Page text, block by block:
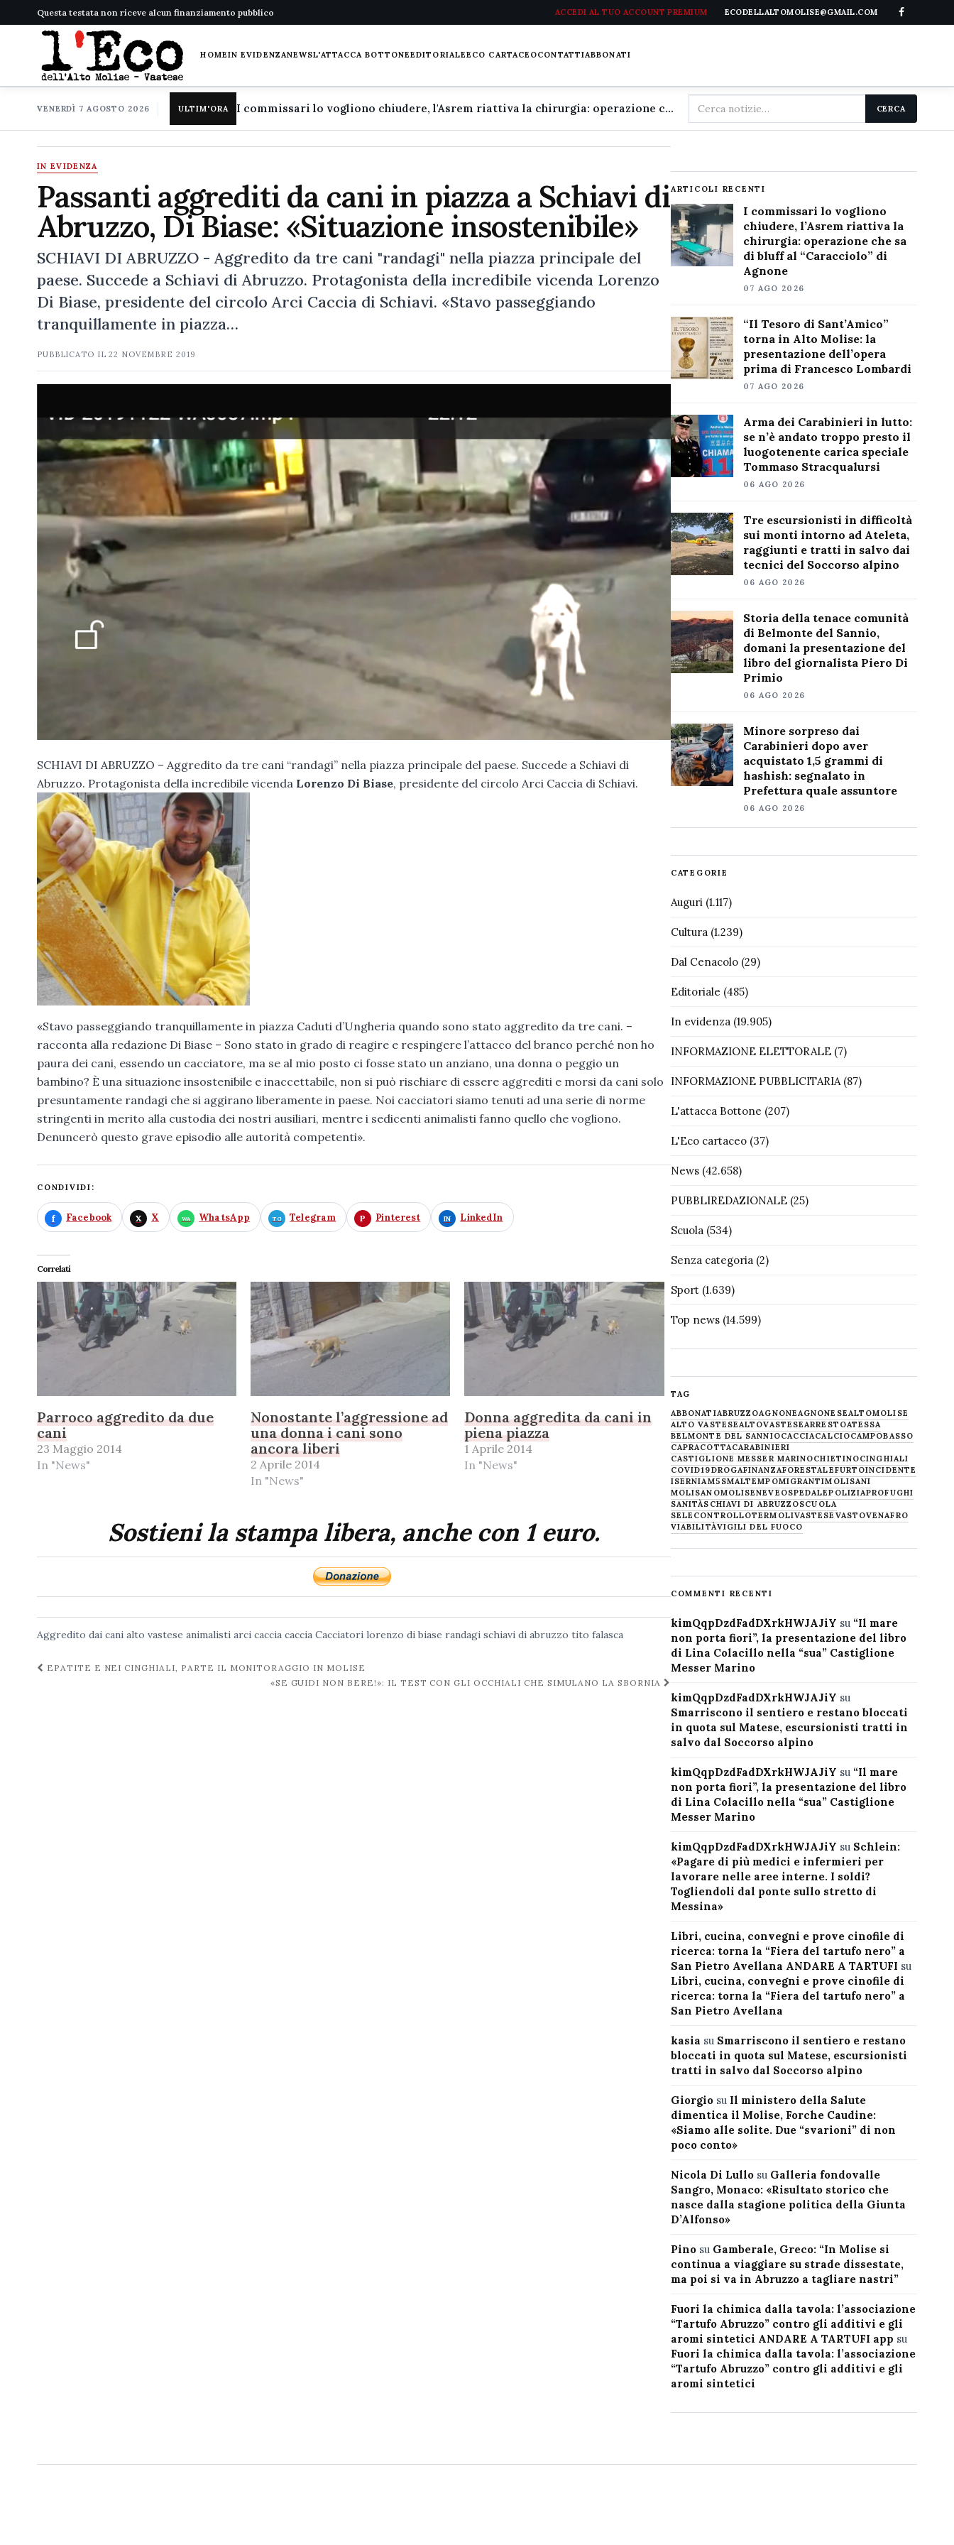
Questa testata non riceve alcun finanziamento pubblico ACCEDI AL TUO ACCOUNT PREMIUM ECODELLALTOMOLISE@GMAIL.COM
HOMEIN EVIDENZANEWSL'ATTACCA BOTTONEEDITORIALEECO CARTACEOCONTATTIABBONATI
VENERDÌ 7 AGOSTO 2026 ULTIM'ORA I commissari lo vogliono chiudere, l'Asrem riattiva la chirurgia: operazione che sa di bluff al "Caracciolo" di Agnone
Cerca
nel
CERCA
IN EVIDENZA
Passanti aggrediti da cani in piazza a Schiavi di
Abruzzo, Di Biase: «Situazione insostenibile»
SCHIAVI DI ABRUZZO - Aggredito da tre cani "randagi" nella piazza principale del
paese. Succede a Schiavi di Abruzzo. Protagonista della incredibile vicenda Lorenzo
Di Biase, presidente del circolo Arci Caccia di Schiavi. «Stavo passeggiando
tranquillamente in piazza…
PUBBLICATO IL22 NOVEMBRE 2019
SCHIAVI DI ABRUZZO – Aggredito da tre cani “randagi” nella piazza principale del paese. Succede a Schiavi di
Abruzzo. Protagonista della incredibile vicenda Lorenzo Di Biase, presidente del circolo Arci Caccia di Schiavi.
«Stavo passeggiando tranquillamente in piazza Caduti d’Ungheria quando sono stato aggredito da tre cani. –
racconta alla redazione Di Biase – Sono stato in grado di reagire e respingere l’attacco del branco perché non ho
paura dei cani, essendo un cacciatore, ma se al mio posto ci fosse stato un anziano, una donna o peggio un
bambino? È una situazione insostenibile e inaccettabile, non si può rischiare di essere aggrediti e morsi da cani solo
presuntamente randagi che si aggirano liberamente in paese. Noi cacciatori siamo tenuti ad una serie di norme
stringenti in merito alla custodia dei nostri ausiliari, mentre i sedicenti animalisti fanno quello che vogliono.
Denuncerò questo grave episodio alle autorità competenti».
CONDIVIDI:
Facebook X WhatsApp Telegram Pinterest LinkedIn
Correlati
Parroco aggredito da due
cani
23 Maggio 2014
In "News"
Nonostante l’aggressione ad
una donna i cani sono
ancora liberi
2 Aprile 2014
In "News"
Donna aggredita da cani in
piena piazza
1 Aprile 2014
In "News"
Sostieni la stampa libera, anche con 1 euro.
Aggredito dai cani alto vastese animalisti arci caccia caccia Cacciatori lorenzo di biase randagi schiavi di abruzzo tito falasca
Navigazione
EPATITE E NEI CINGHIALI, PARTE IL MONITORAGGIO IN MOLISE
«SE GUIDI NON BERE!»: IL TEST CON GLI OCCHIALI CHE SIMULANO LA SBORNIA
ARTICOLI RECENTI
I commissari lo vogliono
chiudere, l’Asrem riattiva la
chirurgia: operazione che sa
di bluff al “Caracciolo” di
Agnone
07 AGO 2026
“Il Tesoro di Sant’Amico”
torna in Alto Molise: la
presentazione dell’opera
prima di Francesco Lombardi
07 AGO 2026
Arma dei Carabinieri in lutto:
se n’è andato troppo presto il
luogotenente carica speciale
Tommaso Stracqualursi
06 AGO 2026
Tre escursionisti in difficoltà
sui monti intorno ad Ateleta,
raggiunti e tratti in salvo dai
tecnici del Soccorso alpino
06 AGO 2026
Storia della tenace comunità
di Belmonte del Sannio,
domani la presentazione del
libro del giornalista Piero Di
Primio
06 AGO 2026
Minore sorpreso dai
Carabinieri dopo aver
acquistato 1,5 grammi di
hashish: segnalato in
Prefettura quale assuntore
06 AGO 2026
CATEGORIE
Auguri(1.117)
Cultura(1.239)
Dal Cenacolo(29)
Editoriale (485)
In evidenza(19.905)
INFORMAZIONE ELETTORALE(7)
INFORMAZIONE PUBBLICITARIA(87)
L'attacca Bottone (207)
L'Eco cartaceo(37)
News(42.658)
PUBBLIREDAZIONALE(25)
Scuola(534)
Senza categoria(2)
Sport(1.639)
Top news(14.599)
TAG
ABBONATIABRUZZOAGNONEAGNONESEALTOMOLISE
ALTO VASTESEALTOVASTESEARRESTOATESSA
BELMONTE DEL SANNIOCACCIACALCIOCAMPOBASSO
CAPRACOTTACARABINIERI
CASTIGLIONE MESSER MARINOCHIETINOCINGHIALI
COVID19DROGAFINANZAFORESTALEFURTOINCIDENTE
ISERNIAM5SMALTEMPOMIGRANTIMOLISANI
MOLISANOMOLISENEVE OSPEDALEPOLIZIAPROFUGHI
SANITÀSCHIAVI DI ABRUZZOSCUOLA
SELECONTROLLOTERMOLIVASTESE VASTOVENAFRO
VIABILITÀVIGILI DEL FUOCO
COMMENTI RECENTI
kimQqpDzdFadDXrkHWJAJiY su “Il mare
non porta fiori”, la presentazione del libro
di Lina Colacillo nella “sua” Castiglione
Messer Marino
kimQqpDzdFadDXrkHWJAJiY su
Smarriscono il sentiero e restano bloccati
in quota sul Matese, escursionisti tratti in
salvo dal Soccorso alpino
kimQqpDzdFadDXrkHWJAJiY su “Il mare
non porta fiori”, la presentazione del libro
di Lina Colacillo nella “sua” Castiglione
Messer Marino
kimQqpDzdFadDXrkHWJAJiY su Schlein:
«Pagare di più medici e infermieri per
lavorare nelle aree interne. I soldi?
Togliendoli dal ponte sullo stretto di
Messina»
Libri, cucina, convegni e prove cinofile di
ricerca: torna la “Fiera del tartufo nero” a
San Pietro Avellana ANDARE A TARTUFI su
Libri, cucina, convegni e prove cinofile di
ricerca: torna la “Fiera del tartufo nero” a
San Pietro Avellana
kasia su Smarriscono il sentiero e restano
bloccati in quota sul Matese, escursionisti
tratti in salvo dal Soccorso alpino
Giorgiosu Il ministero della Salute
dimentica il Molise, Forche Caudine:
«Siamo alle solite. Due “svarioni” di non
poco conto»
Nicola Di Lullosu Galleria fondovalle
Sangro, Monaco: «Risultato storico che
nasce dalla stagione politica della Giunta
D’Alfonso»
Pinosu Gamberale, Greco: “In Molise si
continua a viaggiare su strade dissestate,
ma poi si va in Abruzzo a tagliare nastri”
Fuori la chimica dalla tavola: l’associazione
“Tartufo Abruzzo” contro gli additivi e gli
aromi sintetici ANDARE A TARTUFI app su
Fuori la chimica dalla tavola: l’associazione
“Tartufo Abruzzo” contro gli additivi e gli
aromi sintetici